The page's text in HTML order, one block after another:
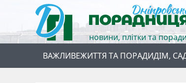
новини, плітки та
ВАЖЛИВЕЖИТТЯ ТА ПОРАДИДІМ,